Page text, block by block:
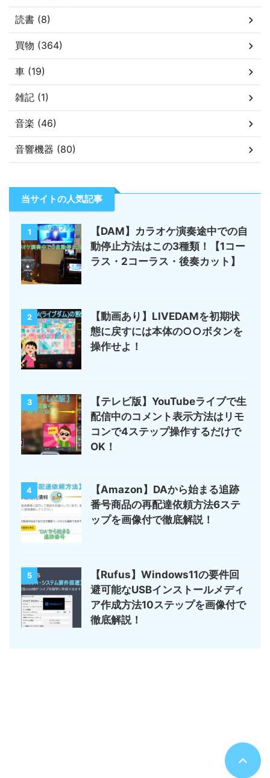
読書 (8)
買物 (364)
車 (19)
雑記 (1)
音楽 (46)
音響機器 (80)
当サイトの人気記事
1
【DAM】カラオケ演奏途中での自
動停止方法はこの3種類！【1コー
ラス・2コーラス・後奏カット】
2
【動画あり】LIVEDAMを初期状
態に戻すには本体の○○ボタンを
操作せよ！
3
【テレビ版】YouTubeライブで生
配信中のコメント表示方法はリモ
コンで4ステップ操作するだけで
OK！
4
【Amazon】DAから始まる追跡
番号商品の再配達依頼方法6ステ
ップを画像付で徹底解説！
5
【Rufus】Windows11の要件回
避可能なUSBインストールメディ
ア作成方法10ステップを画像付で
徹底解説！